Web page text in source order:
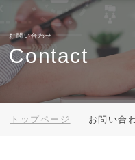
お問い合わせ
Contact
トップページ お問い合